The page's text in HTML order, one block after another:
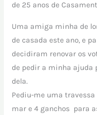
de 25 anos de
Uma amiga minha de
de casada este ano, e
decidiram renovar os
de pedir a minha
dela.
Pediu-me uma
mar e 4 ganchos para